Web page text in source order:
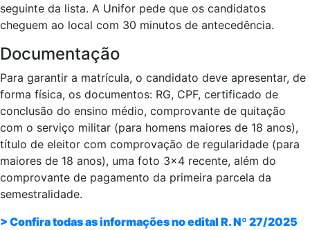
seguinte da lista. A Unifor pede que os candidatos
cheguem ao local com 30 minutos de antecedência.
Documentação
Para garantir a matrícula, o candidato deve apresentar, de
forma física, os documentos: RG, CPF, certificado de
conclusão do ensino médio, comprovante de quitação
com o serviço militar (para homens maiores de 18 anos),
título de eleitor com comprovação de regularidade (para
maiores de 18 anos), uma foto 3x4 recente, além do
comprovante de pagamento da primeira parcela da
semestralidade.
> Confira todas as informações no edital R. Nº 27/2025